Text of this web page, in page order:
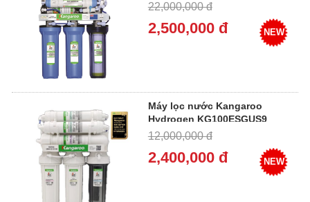
22,000,000 đ
2,500,000 đ NEW
Máy lọc nước Kangaroo
Hydrogen KG100ESGUS9
12,000,000 đ
2,400,000 đ NEW